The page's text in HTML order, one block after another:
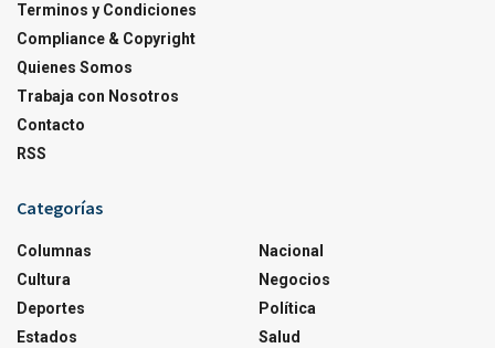
Terminos y Condiciones
Compliance & Copyright
Quienes Somos
Trabaja con Nosotros
Contacto
RSS
Categorías
Columnas
Cultura
Deportes
Estados
Nacional
Negocios
Política
Salud